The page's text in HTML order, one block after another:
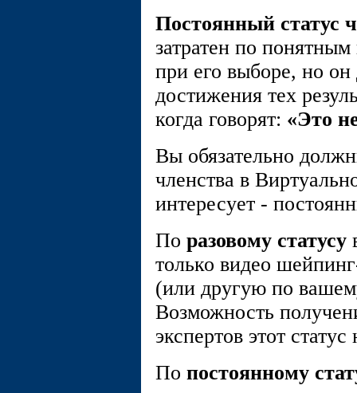
Постоянный статус
затратен по
при его выборе, но
достижения тех
когда говорят: «Это
Вы обязательно
членства в
интересует -
По разовому статусу
только видео
(или другую по
Возможность
экспертов этот
По постоянному